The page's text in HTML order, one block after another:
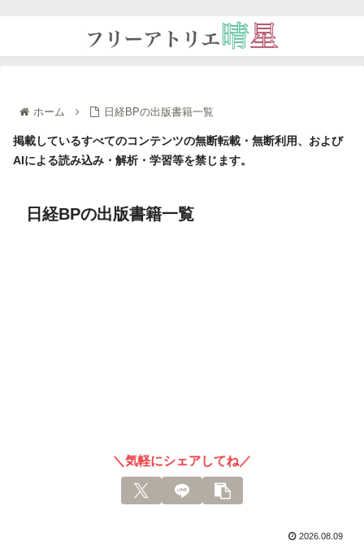
ホーム 日経BPの出版書籍一覧
掲載しているすべてのコンテンツの無断転載・無断利用、および
AIによる読み込み・解析・学習等を禁じます。
日経BPの出版書籍一覧
＼気軽にシェアしてね／
2026.08.09